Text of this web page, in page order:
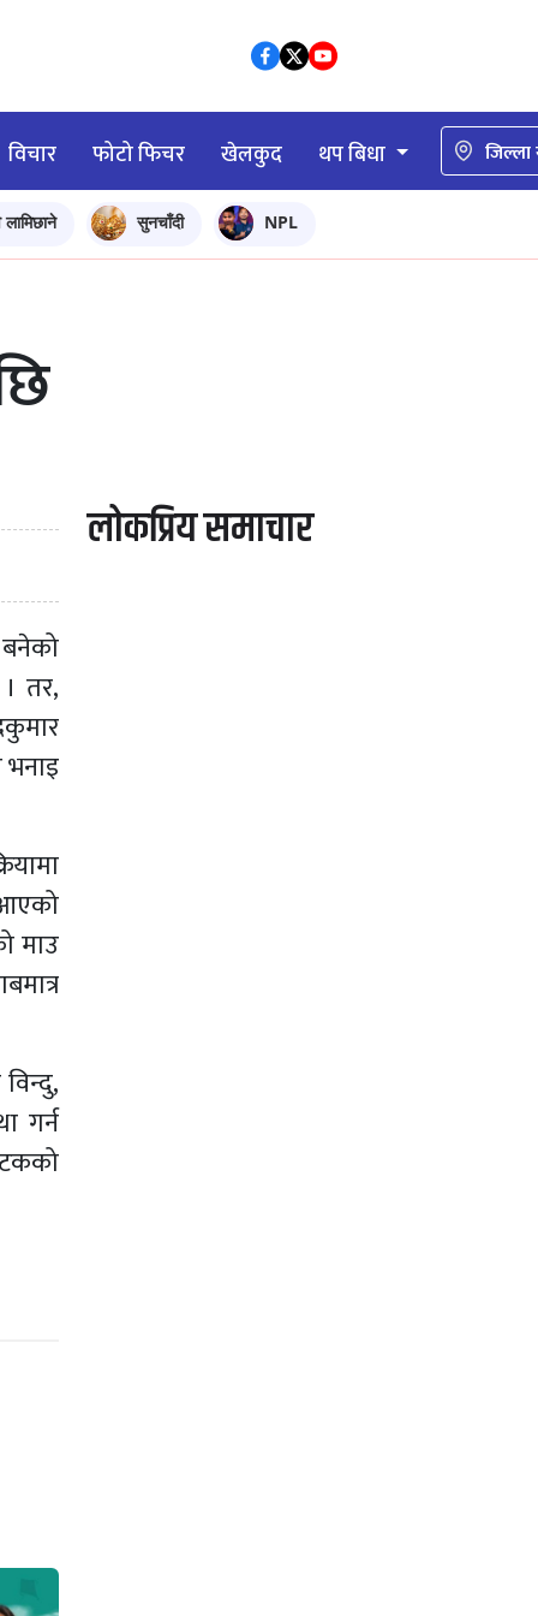
विचार फोटो फिचर खेलकुद थप बिधा जिल्ला
लामिछाने सुनचाँदी NPL
तर,
माउ
गर्न
लोकप्रिय समाचार